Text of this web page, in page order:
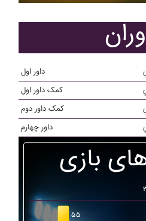
داور اول
کمک داور اول
کمک داور دوم
داور چهارم
بازی
۵۵